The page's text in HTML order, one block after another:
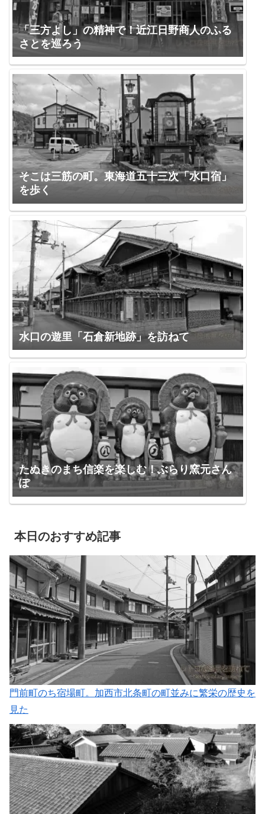
「三方よし」の精神で！近江日野商人のふる
さとを巡ろう
そこは三筋の町。東海道五十三次「水口宿」
を歩く
水口の遊里「石倉新地跡」を訪ねて
たぬきのまち信楽を楽しむ！ぶらり窯元さん
ぽ
本日のおすすめ記事
門前町のち宿場町。加西市北条町の町並みに繁栄の歴史を
見た